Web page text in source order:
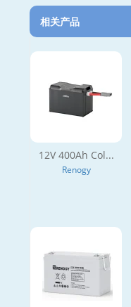
相关产品
12V 400Ah Col...
Renogy